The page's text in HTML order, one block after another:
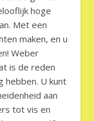
hoge
Met een
maken, en u
Weber
is de reden
hebben. U kunt
aan
tot vis en